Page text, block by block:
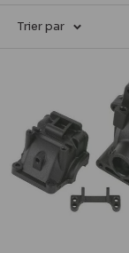
Trier par